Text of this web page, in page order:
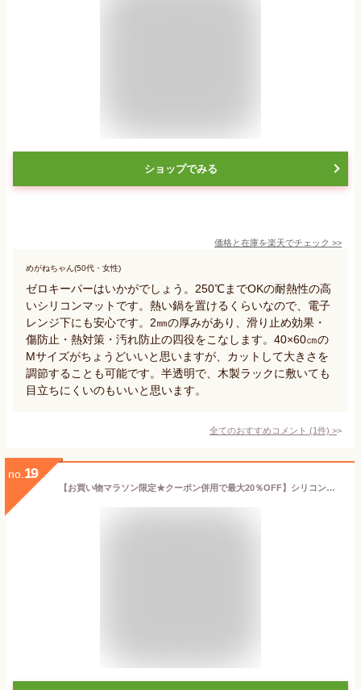
ショップでみる
価格と在庫を楽天でチェック >>
めがねちゃん(50代・女性)
ゼロキーパーはいかがでしょう。250℃までOKの耐熱性の高
いシリコンマットです。熱い鍋を置けるくらいなので、電子
レンジ下にも安心です。2㎜の厚みがあり、滑り止め効果・
傷防止・熱対策・汚れ防止の四役をこなします。40×60㎝の
Mサイズがちょうどいいと思いますが、カットして大きさを
調節することも可能です。半透明で、木製ラックに敷いても
目立ちにくいのもいいと思います。
全てのおすすめコメント (1件) >
no. 19
【お買い物マラソン限定★クーポン併用で最大20％OFF】シリコンマット 2枚セット 60×40cmサイズ 保護マット 調理台保護 キッチンマット 鍋敷きマット ランチョンマット テーブルマット ゴムマット 滑らない キッチン シリコン マット 耐熱 キッチン【送料無料】